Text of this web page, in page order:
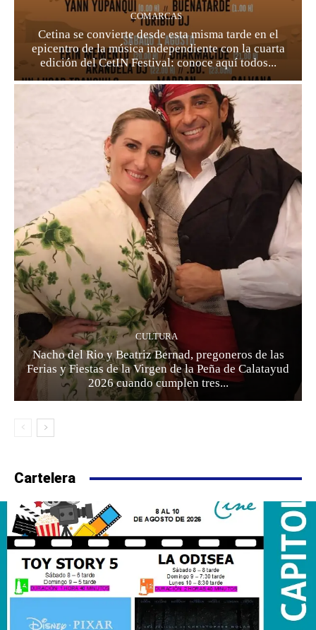
COMARCAS
Cetina se convierte desde esta misma tarde en el
epicentro de la música independiente con la cuarta
edición del CetIN Festival: conoce aquí todos...
CULTURA
Nacho del Rio y Beatriz Bernad, pregoneros de las
Ferias y Fiestas de la Virgen de la Peña de Calatayud
2026 cuando cumplen tres...
Cartelera